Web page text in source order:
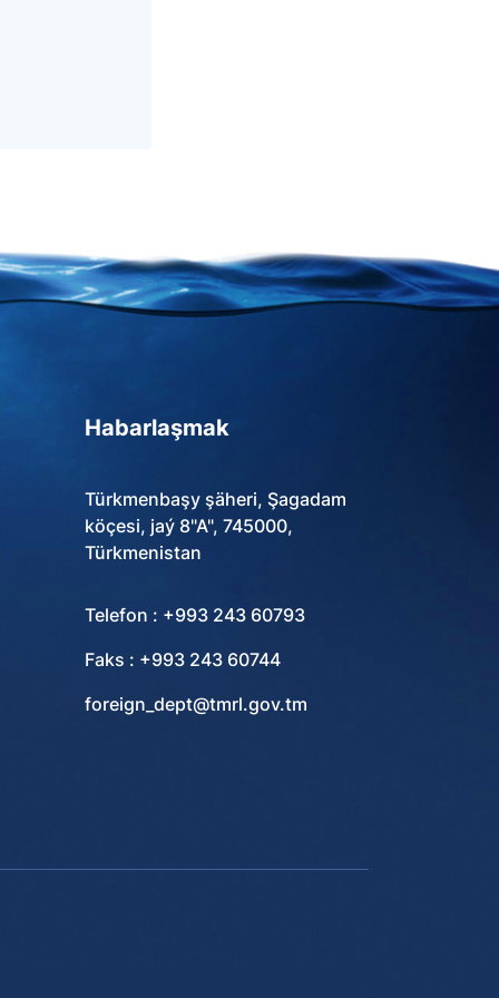
Habarlaşmak
Türkmenbaşy şäheri, Şagadam
köçesi, jaý 8"A", 745000,
Türkmenistan
Telefon : +993 243 60793
Faks : +993 243 60744
foreign_dept@tmrl.gov.tm